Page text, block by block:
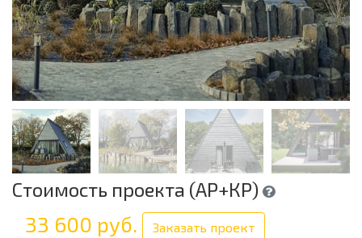
Стоимость проекта (АР+КР)
33 600 руб. Заказать проект